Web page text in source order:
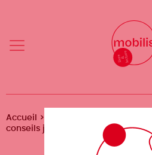
Menu
principal
Menu
Fil
Accueil
Webinaire //
conseils juridiques pour les